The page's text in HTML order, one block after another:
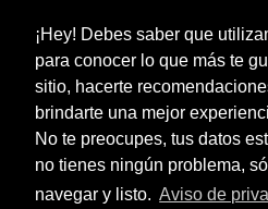
¡Hey! Debes saber que
para conocer lo que más te
sitio, hacerte
brindarte una mejor
No te preocupes, tus datos
no tienes ningún problema,
navegar y listo. Aviso de
fines no lucrativos siempre
conformidad con el